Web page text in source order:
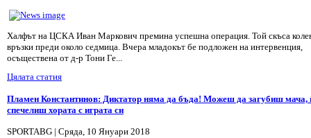
Халфът на ЦСКА Иван Маркович премина успеш­на операция. Той скъса
връзки преди около седмица. Вчера младокът бе подложен на интервен­ция,
осъществена от д-р Тони Ге...
Цялата статия
Пламен Константинов: Диктатор няма да бъда! Можеш да загубиш мача,
спечелиш хората с играта си
SPORTABG | Сряда, 10 Януари 2018